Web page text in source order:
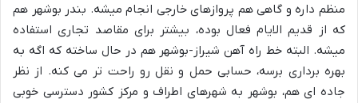
منظم داره و گاهی هم پروازهای خارجی انجام میشه. بندر بوشهر هم
که از قدیم الایام فعال بوده، بیشتر برای مقاصد تجاری استفاده
میشه. البته خط راه آهن شیراز-بوشهر هم در حال ساخته که اگه به
بهره برداری برسه، حسابی حمل و نقل رو راحت تر می کنه. از نظر
جاده ای هم، بوشهر به شهرهای اطراف و مرکز کشور دسترسی خوبی